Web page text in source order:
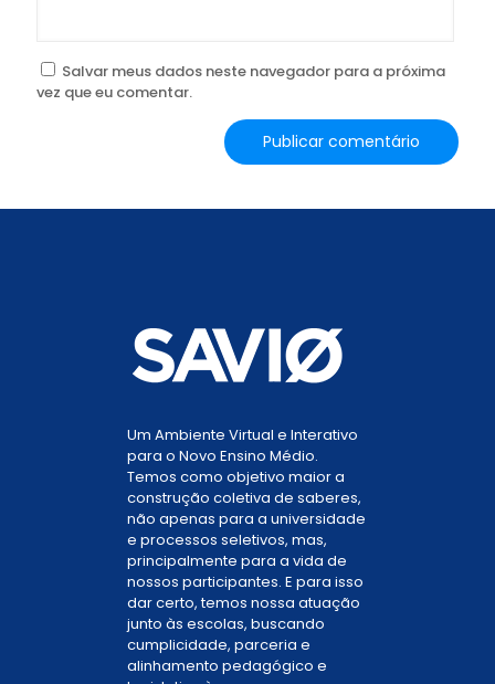
Salvar meus dados neste navegador para a próxima
vez que eu comentar.
Um Ambiente Virtual e Interativo
para o Novo Ensino Médio.
Temos como objetivo maior a
construção coletiva de saberes,
não apenas para a universidade
e processos seletivos, mas,
principalmente para a vida de
nossos participantes. E para isso
dar certo, temos nossa atuação
junto às escolas, buscando
cumplicidade, parceria e
alinhamento pedagógico e